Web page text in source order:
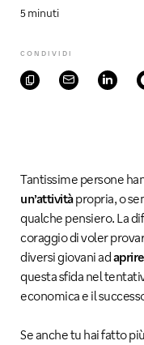
5 minuti
CONDIVIDI
Tantissime persone
un’attivitàpropria, o
qualche pensiero. La
coraggio di voler
diversi giovani ad
questa sfida nel
economica e il
Se anche tu hai fatto